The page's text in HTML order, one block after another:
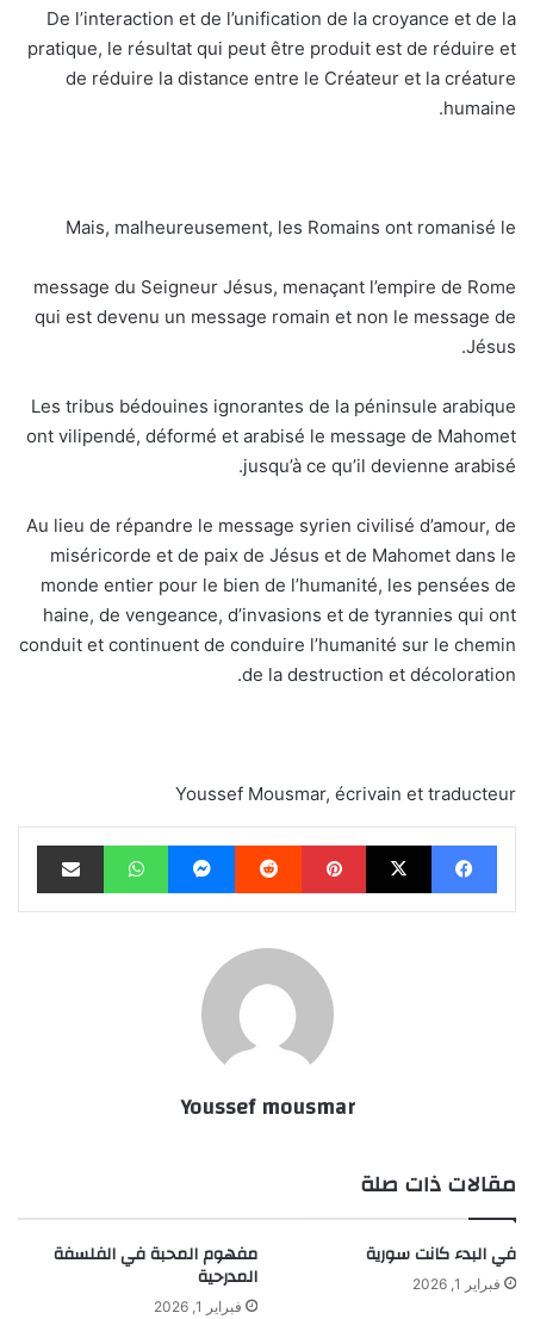
De l’interaction et de l’unification de la croyance et de la
pratique, le résultat qui peut être produit est de réduire et
de réduire la distance entre le Créateur et la créature
humaine.
Mais, malheureusement, les Romains ont romanisé le
message du Seigneur Jésus, menaçant l’empire de Rome
qui est devenu un message romain et non le message de
Jésus.
Les tribus bédouines ignorantes de la péninsule arabique
ont vilipendé, déformé et arabisé le message de Mahomet
jusqu’à ce qu’il devienne arabisé.
Au lieu de répandre le message syrien civilisé d’amour, de
miséricorde et de paix de Jésus et de Mahomet dans le
monde entier pour le bien de l’humanité, les pensées de
haine, de vengeance, d’invasions et de tyrannies qui ont
conduit et continuent de conduire l’humanité sur le chemin
de la destruction et décoloration.
Youssef Mousmar, écrivain et traducteur
فيسبوك ‫X بينتيريست ‏Reddit ماسنجر واتساب
Youssef mousmar
مقالات ذات صلة
في البدء كانت سورية
فبراير 1, 2026
مفهوم المحبة في الفلسفة
المدرحية
فبراير 1, 2026